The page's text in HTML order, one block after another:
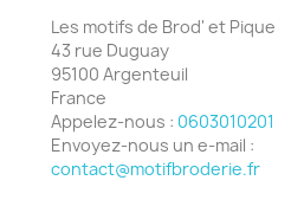
Les motifs de Brod' et Pique
43 rue Duguay
95100 Argenteuil
France
Appelez-nous : 0603010201
Envoyez-nous un e-mail :
contact@motifbroderie.fr